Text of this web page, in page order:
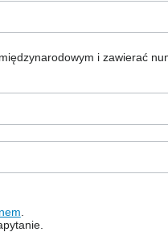
i zawierać